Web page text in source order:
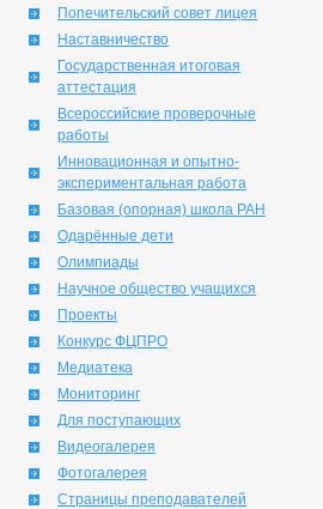
Попечительский совет лицея
Наставничество
Государственная итоговая
аттестация
Всероссийские проверочные
работы
Инновационная и опытно-
экспериментальная работа
Базовая (опорная) школа РАН
Одарённые дети
Олимпиады
Научное общество учащихся
Проекты
Конкурс ФЦПРО
Медиатека
Мониторинг
Для поступающих
Видеогалерея
Фотогалерея
Страницы преподавателей